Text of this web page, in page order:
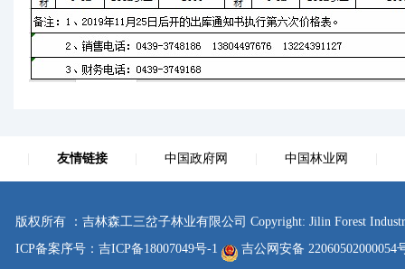
友情链接 中国政府网 中国林业网
版权所有 ：吉林森工三岔子林业有限公司 Copyright: Jilin Forest
ICP备案序号：吉ICP备18007049号-1
吉公网安备 22060502000054